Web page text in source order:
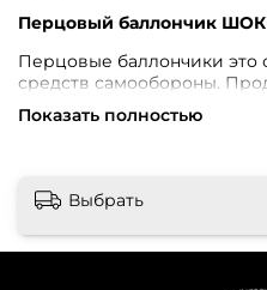
Перцовый баллончик ШОК
Перцовые баллончики это
средств самообороны.
разрешений.
Не причиняют тяжелого
перцовых баллончиков
менеджерам.
В нашем интернет-
Показать полностью
Выбрать